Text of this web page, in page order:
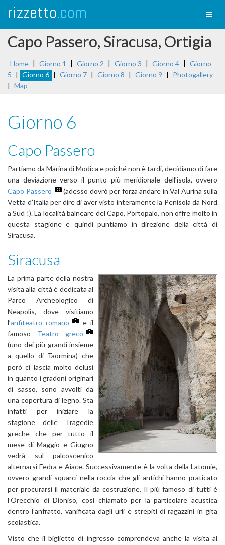
rizzetto.com
Capo Passero, Siracusa, Ortigia
Home | Giorno 1 | Giorno 2 | Giorno 3 | Giorno 4 | Giorno
5 | Giorno 6 | Giorno 7 | Giorno 8 | Giorno 9 |
Photogallery
| Map
Giorno 6
Capo Passero
Partiamo da Marina di Modica e poiché non è tardi, decidiamo di fare
una deviazione verso il punto più meridionale dell’isola, ovvero
Capo Passero
(adesso dovrò per forza andare in Val Aurina sulla
Vetta d’Italia per dire di aver visto interamente la Penisola da Nord
a Sud !). La località balneare del Capo, Portopalo, non offre molto in
questa stagione e quindi puntiamo in direzione della città di
Siracusa.
Siracusa
La prima parte della nostra
visita alla città è dedicata al
Parco Archeologico di
Neapolis, dove visitiamo
l’anfiteatro romano
e il
famoso Teatro greco
(uno dei più grandi insieme
a quello di Taormina) che
però ci lascia molto delusi
in quanto i gradoni originari
di sasso, sono avvolti da
una copertura di legno. Sta
infatti per iniziare la
stagione delle Tragedie
greche che per tutto il
mese di Maggio e Giugno
vedrà sul palcoscenico
alternarsi Fedra e Aiace. Successivamente è la volta della Latomie,
ovvero grandi squarci nella roccia che gli antichi hanno praticato
per procurarsi il materiale da costruzione. Il più famoso di tutti è
l’Orecchio di Dioniso, così chiamato per la particolare acustica
dentro l’anfratto, vanificata dagli urli e strepiti di ragazzini in gita
scolastica.
Visto che il biglietto di ingresso comprendeva anche la visita al